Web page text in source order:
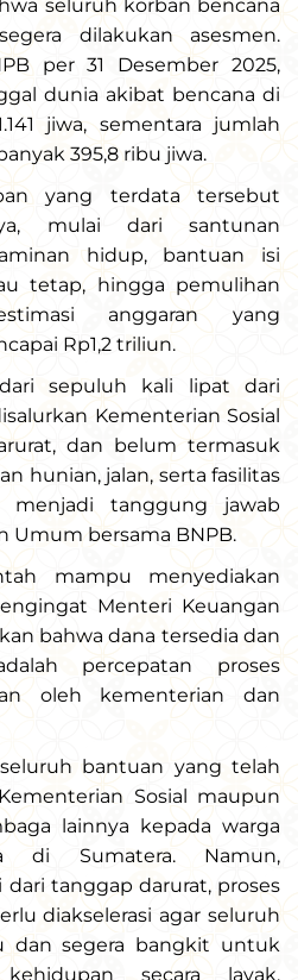
seluruh korban bencana
dilakukan asesmen.
per 31 Desember 2025,
dunia akibat bencana di
jiwa, sementara jumlah
395,8 ribu jiwa.
yang terdata tersebut
mulai dari santunan
hidup, bantuan isi
tetap, hingga pemulihan
anggaran yang
Rp1,2 triliun.
sepuluh kali lipat dari
Kementerian Sosial
dan belum termasuk
hunian, jalan, serta fasilitas
tanggung jawab
Umum bersama BNPB.
mampu menyediakan
Menteri Keuangan
bahwa dana tersedia dan
percepatan proses
oleh kementerian dan
bantuan yang telah
Sosial maupun
lainnya kepada warga
di Sumatera. Namun,
dari tanggap darurat, proses
diakselerasi agar seluruh
dan segera bangkit untuk
secara layak.